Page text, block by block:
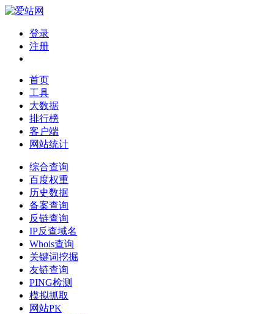
登录
注册
首页
工具
大数据
排行榜
客户端
网站统计
综合查询
百度权重
历史数据
备案查询
反链查询
IP反查域名
Whois查询
关键词挖掘
友链查询
PING检测
模拟抓取
网站PK